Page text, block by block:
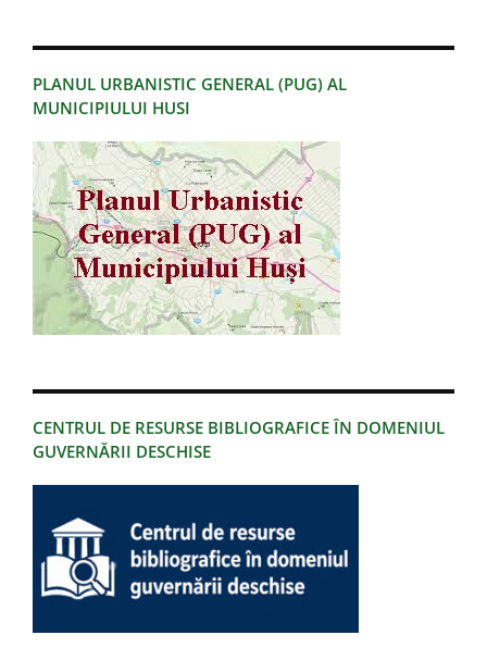
PLANUL URBANISTIC GENERAL (PUG) AL
MUNICIPIULUI HUSI
CENTRUL DE RESURSE BIBLIOGRAFICE ÎN DOMENIUL
GUVERNĂRII DESCHISE